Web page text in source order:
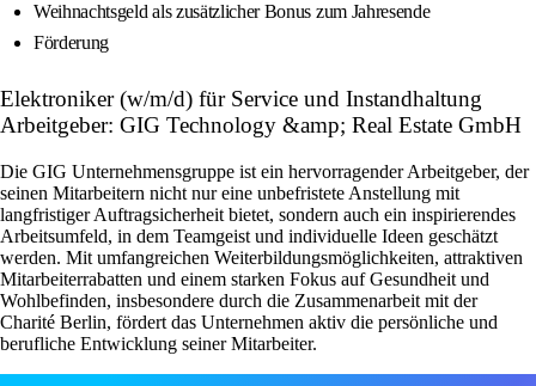
Weihnachtsgeld als zusätzlicher Bonus zum Jahresende
Förderung
Elektroniker (w/m/d) für Service und Instandhaltung
Arbeitgeber: GIG Technology &amp; Real Estate GmbH
Die GIG Unternehmensgruppe ist ein hervorragender Arbeitgeber, der
seinen Mitarbeitern nicht nur eine unbefristete Anstellung mit
langfristiger Auftragsicherheit bietet, sondern auch ein inspirierendes
Arbeitsumfeld, in dem Teamgeist und individuelle Ideen geschätzt
werden. Mit umfangreichen Weiterbildungsmöglichkeiten, attraktiven
Mitarbeiterrabatten und einem starken Fokus auf Gesundheit und
Wohlbefinden, insbesondere durch die Zusammenarbeit mit der
Charité Berlin, fördert das Unternehmen aktiv die persönliche und
berufliche Entwicklung seiner Mitarbeiter.